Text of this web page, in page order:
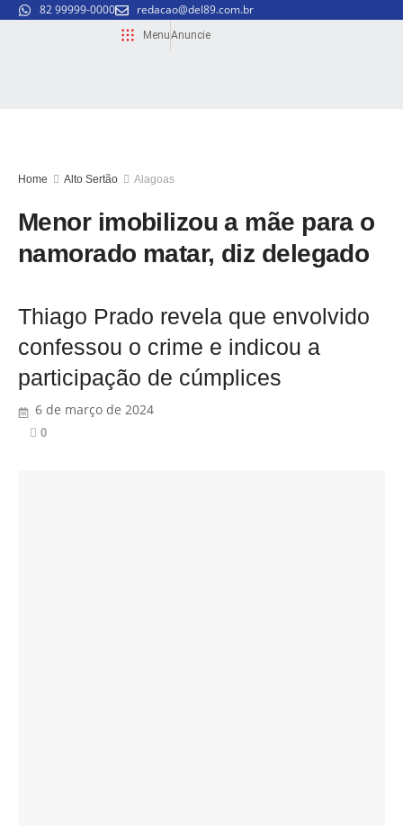
82 99999-0000 redacao@del89.com.br
MenuAnuncie
Home Alto Sertão Alagoas
Menor imobilizou a mãe para o
namorado matar, diz delegado
Thiago Prado revela que envolvido
confessou o crime e indicou a
participação de cúmplices
6 de março de 2024
0